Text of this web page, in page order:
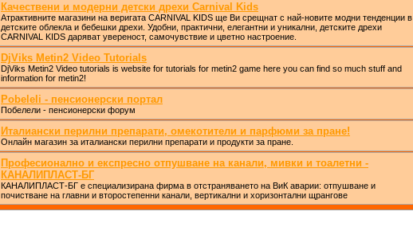
Качествени и модерни детски дрехи Carnival Kids
Атрактивните магазини на веригата CARNIVAL KIDS ще Ви срещнат с най-новите модни тенденции в
детските облекла и бебешки дрехи. Удобни, практични, елегантни и уникални, детските дрехи
CARNIVAL KIDS даряват увереност, самочувствие и цветно настроение.
DjViks Metin2 Video Tutorials
DjViks Metin2 Video tutorials is website for tutorials for metin2 game here you can find so much stuff and
information for metin2!
Pobeleli - пенсионерски портал
Побелели - пенсионерски форум
Италиански перилни препарати, омекотители и парфюми за пране!
Онлайн магазин за италиански перилни препарати и продукти за пране.
Професионално и експресно отпушване на канали, мивки и тоалетни -
КАНАЛИПЛАСТ-БГ
КАНАЛИПЛАСТ-БГ е специализирана фирма в отстраняването на ВиК аварии: отпушване и
почистване на главни и второстепенни канали, вертикални и хоризонтални щрангове